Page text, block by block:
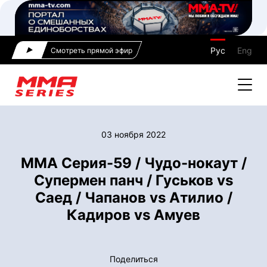
Смотреть прямой эфир Рус Eng
03 ноября 2022
ММА Серия-59 / Чудо-нокаут /
Супермен панч / Гуськов vs
Саед / Чапанов vs Атилио /
Кадиров vs Амуев
Поделиться